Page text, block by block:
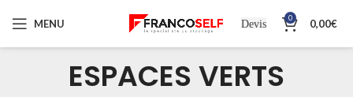
MENU Devis 0 0,00€
ESPACES VERTS